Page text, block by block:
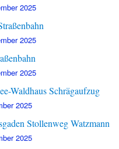
2025
2025
2025
Waldhaus Schrägaufzug
2025
Stollenweg Watzmann
2025